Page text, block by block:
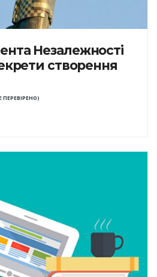
Незалежності
створення
ПЕРЕВІРЕНО)